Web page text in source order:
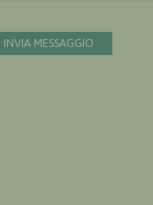
INVIA MESSAGGIO